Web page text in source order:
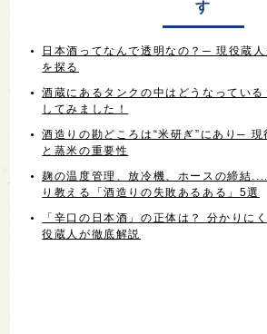
す
日本酒ってなんで透明なの？─ 現役蔵
を探る
酒蔵にあるタンクの中はどうなってい
してみました！
酒造りの勘どころは“米研ぎ”にあり─
と蒸米の重要性
麹の温度管理、放冷機、ホースの締結
り教える「酒造りの失敗あるある」5選
「辛口の日本酒」の正体は？ 分かりに
役蔵人が徹底解説